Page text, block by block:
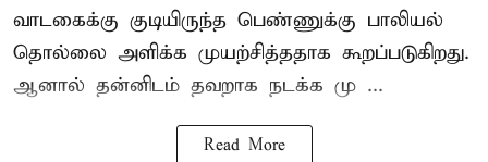
வாடகைக்கு குடியிருந்த பெண்ணுக்கு பாலியல்
தொல்லை அளிக்க முயற்சித்ததாக கூறப்படுகிறது.
ஆனால் தன்னிடம் தவறாக நடக்க மு ...
Read More